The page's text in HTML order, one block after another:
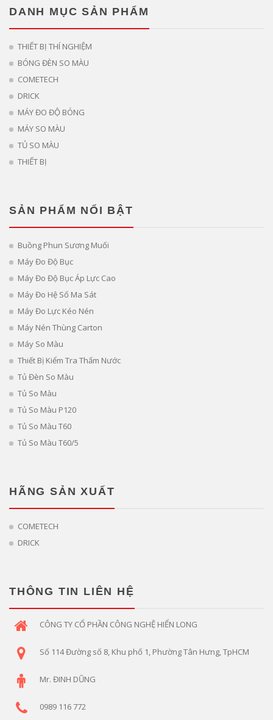
DANH MỤC SẢN PHẨM
THIẾT BỊ THÍ NGHIỆM
BÓNG ĐÈN SO MÀU
COMETECH
DRICK
MÁY ĐO ĐỘ BÓNG
MÁY SO MÀU
TỦ SO MÀU
THIẾT BỊ
SẢN PHẨM NỔI BẬT
Buồng Phun Sương Muối
Máy Đo Độ Bục
Máy Đo Độ Bục Áp Lực Cao
Máy Đo Hệ Số Ma Sát
Máy Đo Lực Kéo Nén
Máy Nén Thùng Carton
Máy So Màu
Thiết Bị Kiểm Tra Thấm Nước
Tủ Đèn So Màu
Tủ So Màu
Tủ So Màu P120
Tủ So Màu T60
Tủ So Màu T60/5
HÃNG SẢN XUẤT
COMETECH
DRICK
THÔNG TIN LIÊN HỆ
CÔNG TY CỔ PHẦN CÔNG NGHỆ HIỂN LONG
Số 114 Đường số 8, Khu phố 1, Phường Tân Hưng, TpHCM
Mr. ĐINH DŨNG
0989 116 772